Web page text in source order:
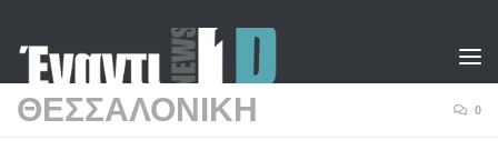
ΘΕΣΣΑΛΟΝΙΚΗ 0